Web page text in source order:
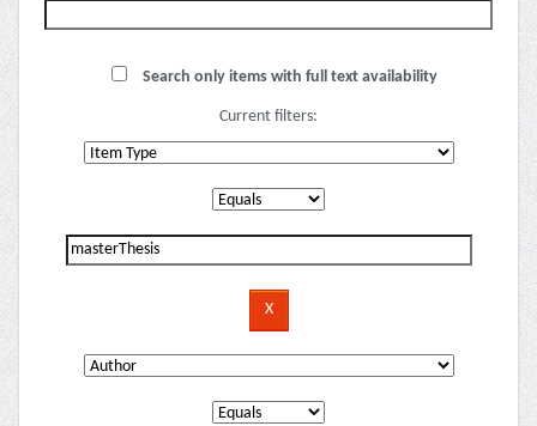
Search only items with full text availability
Current filters: